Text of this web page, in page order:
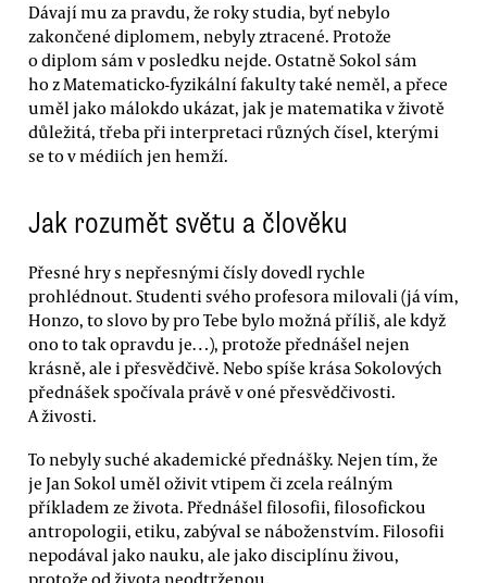
Dávají mu za pravdu, že roky studia, byť nebylo
zakončené diplomem, nebyly ztracené. Protože
o diplom sám v posledku nejde. Ostatně Sokol sám
ho z Matematicko-fyzikální fakulty také neměl, a přece
uměl jako málokdo ukázat, jak je matematika v životě
důležitá, třeba při interpretaci různých čísel, kterými
se to v médiích jen hemží.
Jak rozumět světu a člověku
Přesné hry s nepřesnými čísly dovedl rychle
prohlédnout. Studenti svého profesora milovali (já vím,
Honzo, to slovo by pro Tebe bylo možná příliš, ale když
ono to tak opravdu je…), protože přednášel nejen
krásně, ale i přesvědčivě. Nebo spíše krása Sokolových
přednášek spočívala právě v oné přesvědčivosti.
A živosti.
To nebyly suché akademické přednášky. Nejen tím, že
je Jan Sokol uměl oživit vtipem či zcela reálným
příkladem ze života. Přednášel filosofii, filosofickou
antropologii, etiku, zabýval se náboženstvím. Filosofii
nepodával jako nauku, ale jako disciplínu živou,
protože od života neodtrženou.